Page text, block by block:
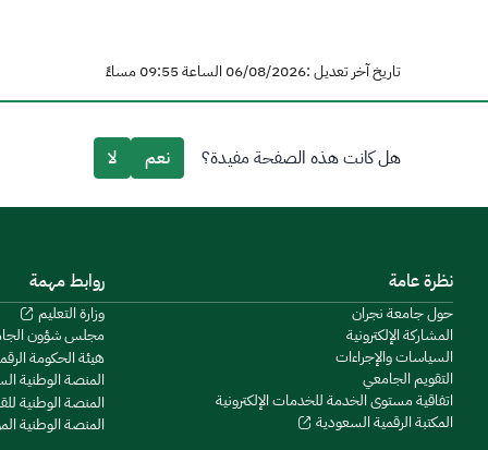
تاريخ آخر تعديل :06/08/2026 الساعة 09:55 مساءً
هل كانت هذه الصفحة مفيدة؟ نعم لا
نظرة عامة
حول جامعة نجران
المشاركة الإلكترونية
السياسات والإجراءات
التقويم الجامعي
اتفاقية مستوى الخدمة للخدمات الإلكترونية
المكتبة الرقمية السعودية
روابط مهمة
وزارة التعليم
مجلس شؤون
هيئة الحكومة
المنصة الوطنية
المنصة الوطنية
المنصة الوطنية